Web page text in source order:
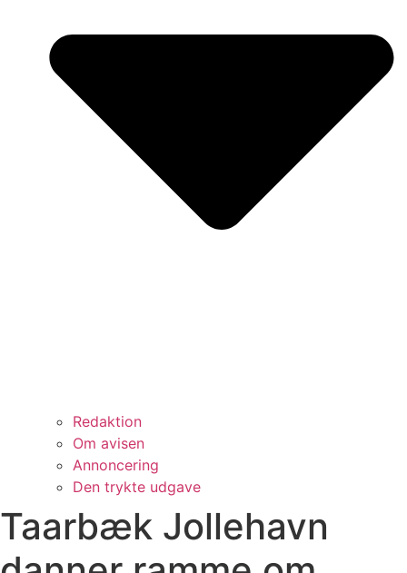
Redaktion
Om avisen
Annoncering
Den trykte udgave
Taarbæk Jollehavn